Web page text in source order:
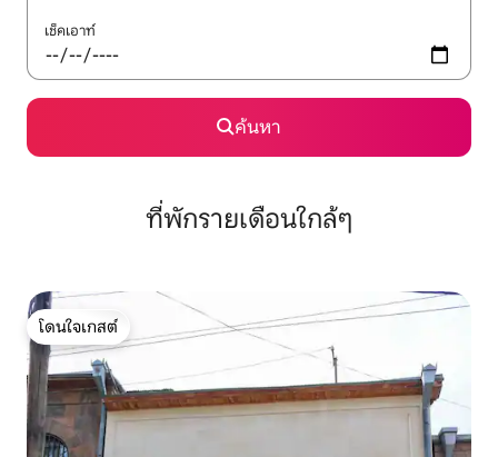
เช็คเอาท์
ค้นหา
ที่พักรายเดือนใกล้ๆ
โดนใจเกสต์
โดนใจเกสต์